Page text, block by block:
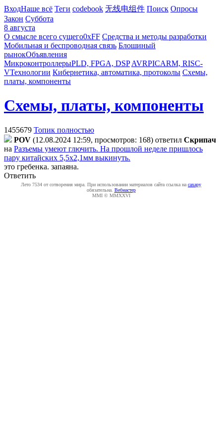
ВходНаше всё Теги codebook 无线电组件 Поиск Опросы
Закон Суббота
8 августа
О смысле всего сущего0xFF Средства и методы разработки
Мобильная и беспроводная связь Блошиный
рынокОбъявления
МикроконтроллерыPLD, FPGA, DSP AVRPICARM, RISC-
VТехнологии Кибернетика, автоматика, протоколы Схемы,
платы, компоненты
Схемы, платы, компоненты
1455679 Топик полностью
POV (12.08.2024 12:59, просмотров: 168) ответил Cкpипaч
на Разъемы умеют глючить. На прошлой неделе пришлось
пару китайских 5,5х2,1мм выкинуть.
это гребенка. запаяна.
Ответить
Лето 7534 от сотворения мира. При использовании материалов сайта ссылка на caxapу
обязательна. Вебмастер
MMI © MMXXVI